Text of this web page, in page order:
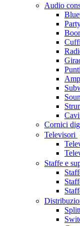
Audio
Cornici
Televisori
Staffe e